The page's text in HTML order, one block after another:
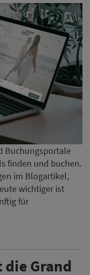
Buchungsportale
finden und buchen.
im Blogartikel,
wichtiger ist
für
die Grand